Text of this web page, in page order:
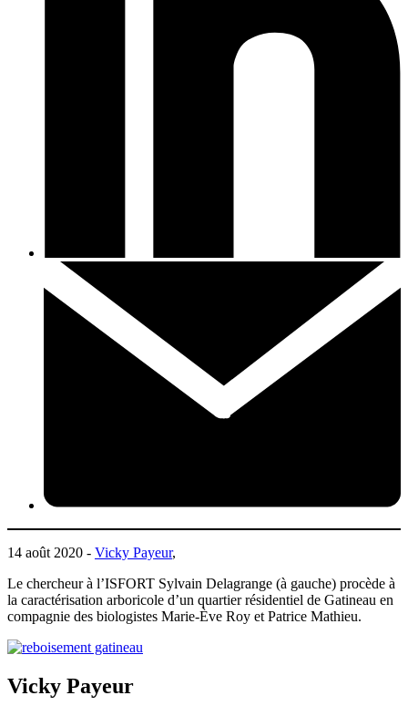
14 août 2020 - Vicky Payeur,
Le chercheur à l’ISFORT Sylvain Delagrange (à gauche) procède à
la caractérisation arboricole d’un quartier résidentiel de Gatineau en
compagnie des biologistes Marie-Ève Roy et Patrice Mathieu.
Vicky Payeur